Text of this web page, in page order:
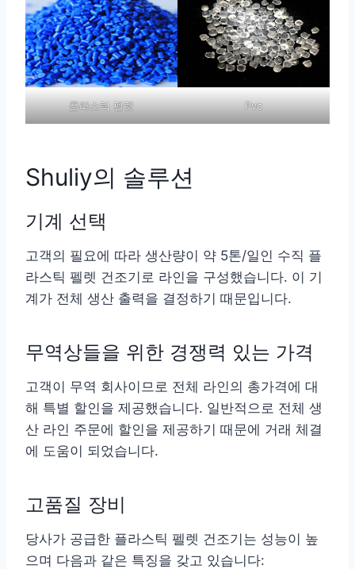
플라스틱 펠렛 Pvc
Shuliy의 솔루션
기계 선택
고객의 필요에 따라 생산량이 약 5톤/일인 수직 플
라스틱 펠렛 건조기로 라인을 구성했습니다. 이 기
계가 전체 생산 출력을 결정하기 때문입니다.
무역상들을 위한 경쟁력 있는 가격
고객이 무역 회사이므로 전체 라인의 총가격에 대
해 특별 할인을 제공했습니다. 일반적으로 전체 생
산 라인 주문에 할인을 제공하기 때문에 거래 체결
에 도움이 되었습니다.
고품질 장비
당사가 공급한 플라스틱 펠렛 건조기는 성능이 높
으며 다음과 같은 특징을 갖고 있습니다: